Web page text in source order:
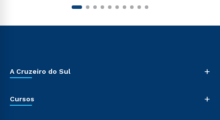
A Cruzeiro do Sul +
Cursos +